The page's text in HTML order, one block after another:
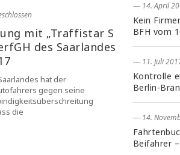
mit „Traffistar S
des Saarlandes
hat der
gegen seine
die
― 14. April
Kein
BFH vom
― 11. Juli
Kontrolle
Berlin-
― 14.
Beifahrer